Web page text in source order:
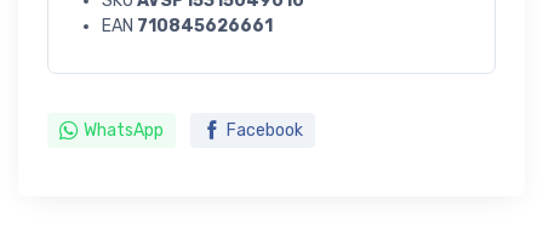
EAN 710845626661
WhatsApp Facebook